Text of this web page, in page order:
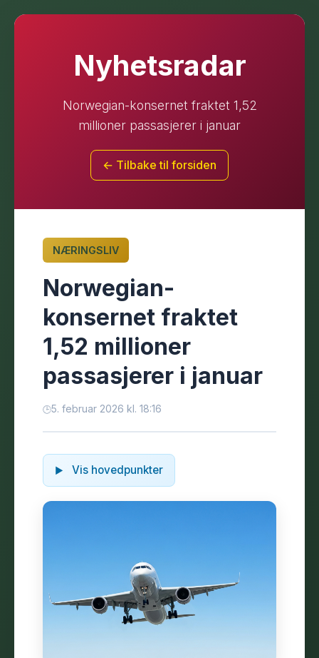
Nyhetsradar
Norwegian-konsernet fraktet 1,52
millioner passasjerer i januar
← Tilbake til forsiden
NÆRINGSLIV
Norwegian-
konsernet fraktet
1,52 millioner
passasjerer i januar
5. februar 2026 kl. 18:16
Vis hovedpunkter